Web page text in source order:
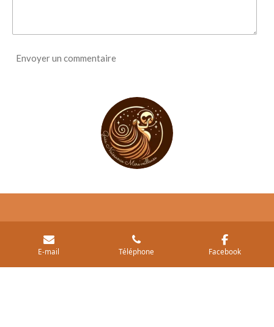
Envoyer un commentaire
Par : Mélissa Gouyec - 06.34.45.16.93
E-mail Téléphone Facebook